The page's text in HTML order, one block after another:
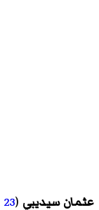
عثمان سيديبي (23 أبريل